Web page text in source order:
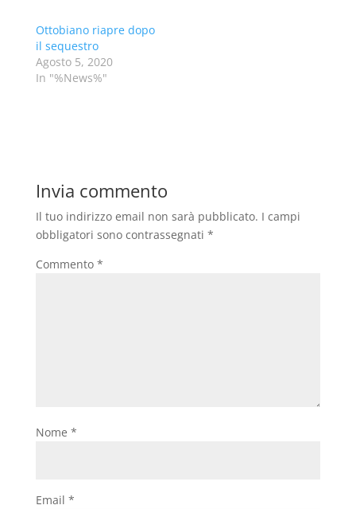
Ottobiano riapre dopo
il sequestro
Agosto 5, 2020
In "%News%"
Invia commento
Il tuo indirizzo email non sarà pubblicato. I campi
obbligatori sono contrassegnati *
Commento *
Nome *
Email *